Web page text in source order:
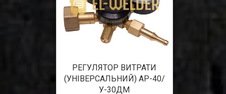
РЕГУЛЯТОР ВИТРАТИ
(УНІВЕРСАЛЬНИЙ) АР-40/
У-30ДМ